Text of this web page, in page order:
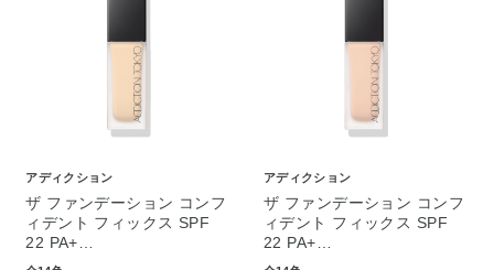
アディクション
ザ ファンデーション コンフ
ィデント フィックス SPF
22 PA+…
アディクション
ザ ファンデーション コンフ
ィデント フィックス SPF
22 PA+…